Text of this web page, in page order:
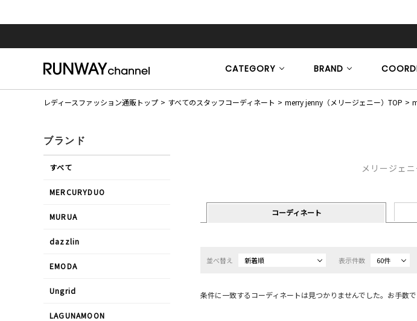
CATEGORY BRAND
レディースファッション通販トップ すべてのスタッフコーディネート merry jenny（メリージェニー）TOP
メリージェ
コーディネート
並べ替え 新着順 表示件数 60件
条件に一致するコーディネートは見つかりませんでした。お手数
ブランド
すべて
MERCURYDUO
MURUA
dazzlin
EMODA
Ungrid
LAGUNAMOON